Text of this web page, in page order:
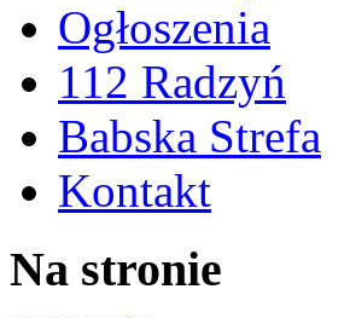
Ogłoszenia
112 Radzyń
Babska Strefa
Kontakt
Na stronie